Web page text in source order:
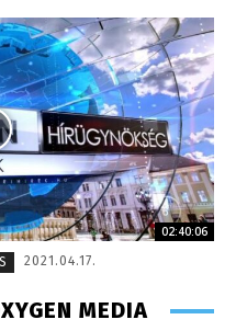
02:40:06
2021.04.17.
MEDIA